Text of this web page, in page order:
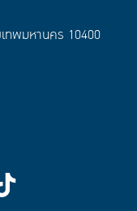
ทพมหานคร 10400